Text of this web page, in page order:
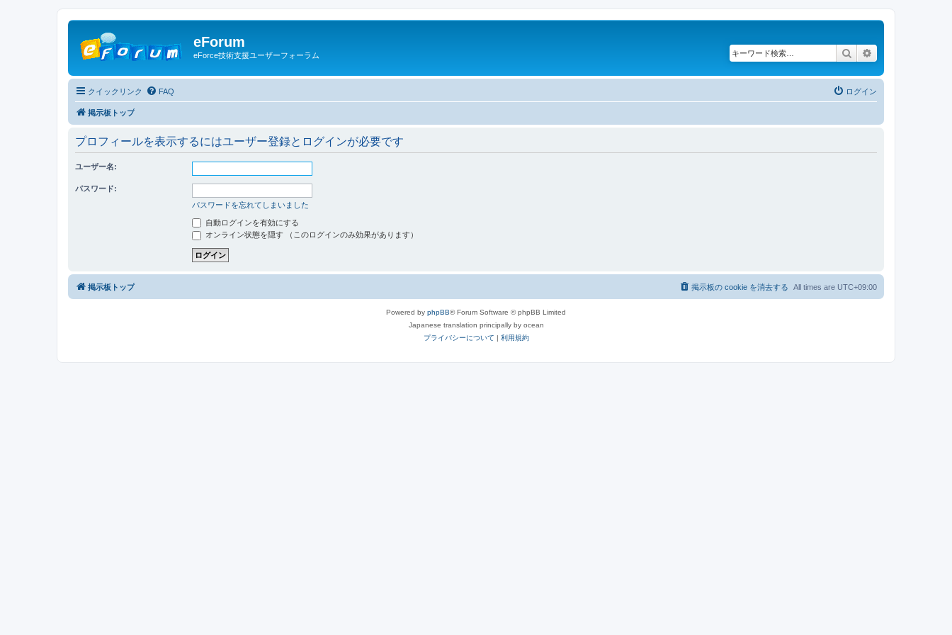
eForum
eForce技術支援ユーザーフォーラム 検索
クイックリンク FAQ ログイン
掲示板トップ
プロフィールを表示するにはユーザー登録とログインが必要です
ユーザー名:
パスワード:
パスワードを忘れてしまいました
自動ログインを有効にする
オンライン状態を隠す （このログインのみ効果があります）
掲示板トップ All times are UTC+09:00
掲示板の cookie を消去する
Powered by phpBB® Forum Software © phpBB Limited
Japanese translation principally by ocean
プライバシーについて | 利用規約